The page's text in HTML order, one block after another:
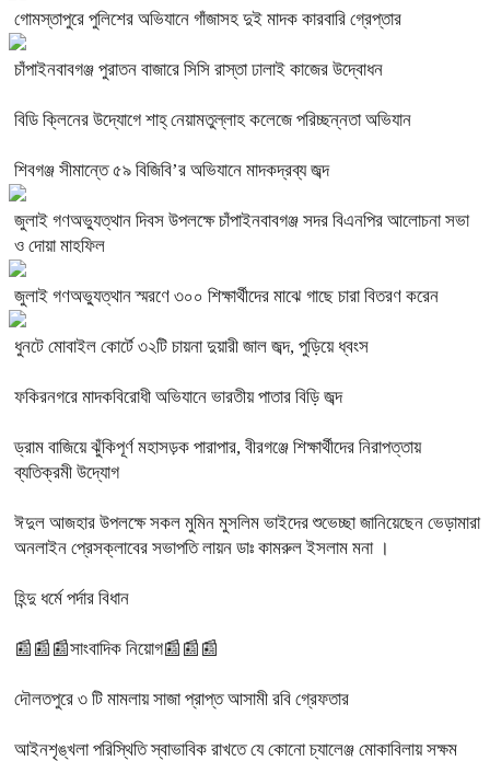
গোমস্তাপুরে পুলিশের অভিযানে গাঁজাসহ দুই মাদক কারবারি গ্রেপ্তার
চাঁপাইনবাবগঞ্জ পুরাতন বাজারে সিসি রাস্তা ঢালাই কাজের উদ্বোধন
বিডি ক্লিনের উদ্যোগে শাহ্ নেয়ামতুল্লাহ কলেজে পরিচ্ছন্নতা অভিযান
শিবগঞ্জ সীমান্তে ৫৯ বিজিবি’র অভিযানে মাদকদ্রব্য জব্দ
জুলাই গণঅভ্যুত্থান দিবস উপলক্ষে চাঁপাইনবাবগঞ্জ সদর বিএনপির আলোচনা সভা
ও দোয়া মাহফিল
জুলাই গণঅভ্যুত্থান স্মরণে ৩০০ শিক্ষার্থীদের মাঝে গাছে চারা বিতরণ করেন
ধুনটে মোবাইল কোর্টে ৩২টি চায়না দুয়ারী জাল জব্দ, পুড়িয়ে ধ্বংস
ফকিরনগরে মাদকবিরোধী অভিযানে ভারতীয় পাতার বিড়ি জব্দ
ড্রাম বাজিয়ে ঝুঁকিপূর্ণ মহাসড়ক পারাপার, বীরগঞ্জে শিক্ষার্থীদের নিরাপত্তায়
ব্যতিক্রমী উদ্যোগ
ঈদুল আজহার উপলক্ষে সকল মুমিন মুসলিম ভাইদের শুভেচ্ছা জানিয়েছেন ভেড়ামারা
অনলাইন প্রেসক্লাবের সভাপতি লায়ন ডাঃ কামরুল ইসলাম মনা ।
হিন্দু ধর্মে পর্দার বিধান
📰📰📰সাংবাদিক নিয়োগ📰📰📰
দৌলতপুরে ৩ টি মামলায় সাজা প্রাপ্ত আসামী রবি গ্রেফতার
আইনশৃঙ্খলা পরিস্থিতি স্বাভাবিক রাখতে যে কোনো চ্যালেঞ্জ মোকাবিলায় সক্ষম